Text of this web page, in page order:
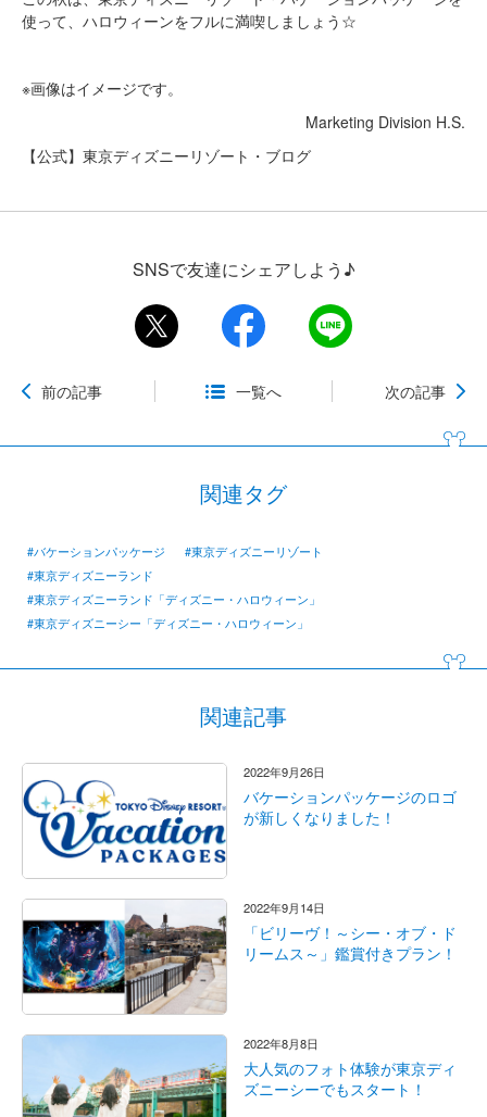
使って、ハロウィーンをフルに満喫しましょう☆
※画像はイメージです。
Marketing Division H.S.
【公式】東京ディズニーリゾート・ブログ
SNSで友達にシェアしよう♪
前の記事 一覧へ 次の記事
関連タグ
#バケーションパッケージ
#東京ディズニーリゾート
#東京ディズニーランド
#東京ディズニーランド「ディズニー・ハロウィーン」
#東京ディズニーシー「ディズニー・ハロウィーン」
関連記事
2022年9月26日
バケーションパッケージのロゴ
が新しくなりました！
2022年9月14日
「ビリーヴ！～シー・オブ・ド
リームス～」鑑賞付きプラン！
2022年8月8日
大人気のフォト体験が東京ディ
ズニーシーでもスタート！